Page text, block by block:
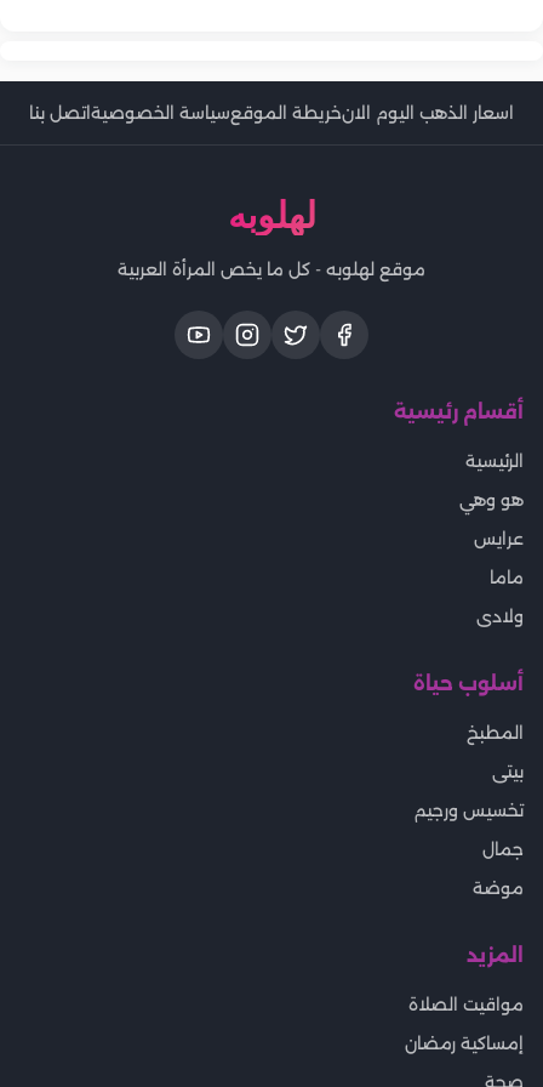
اسعار الذهب اليوم الانخريطة الموقعسياسة الخصوصيةاتصل بنا
لهلوبه
موقع لهلوبه - كل ما يخص المرأة العربية
أقسام رئيسية
الرئيسية
هو وهي
عرايس
ماما
ولادى
أسلوب حياة
المطبخ
بيتى
تخسيس ورجيم
جمال
موضة
المزيد
مواقيت الصلاة
إمساكية رمضان
صحة